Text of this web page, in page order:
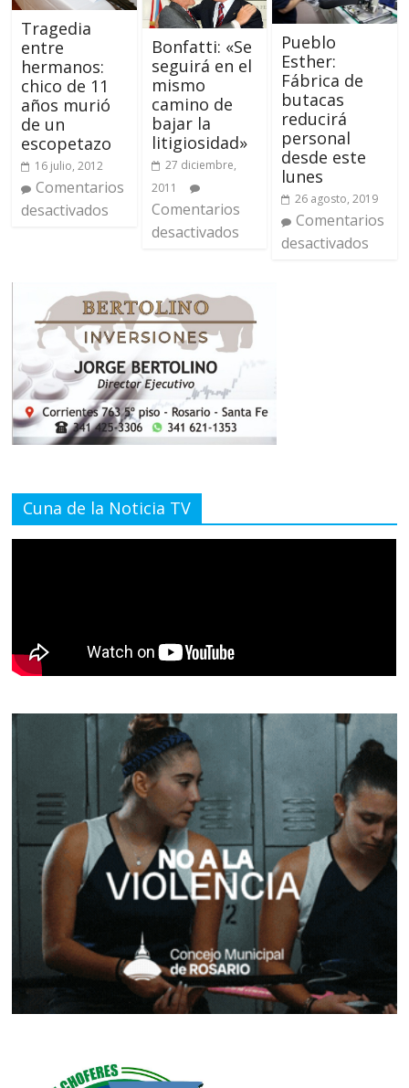
Tragedia
entre
hermanos:
chico de 11
años murió
de un
escopetazo
16 julio, 2012
Comentarios
desactivados
Bonfatti: «Se
seguirá en el
mismo
camino de
bajar la
litigiosidad»
27 diciembre,
2011
Comentarios
desactivados
Pueblo
Esther:
Fábrica de
butacas
reducirá
personal
desde este
lunes
26 agosto, 2019
Comentarios
desactivados
Cuna de la Noticia TV